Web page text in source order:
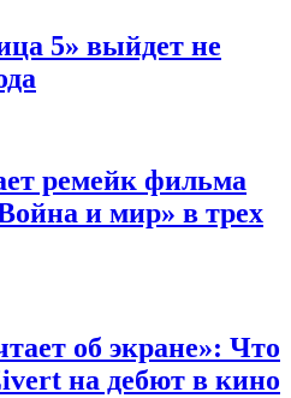
5» выйдет не
ремейк фильма
и мир» в трех
об экране»: Что
на дебют в кино